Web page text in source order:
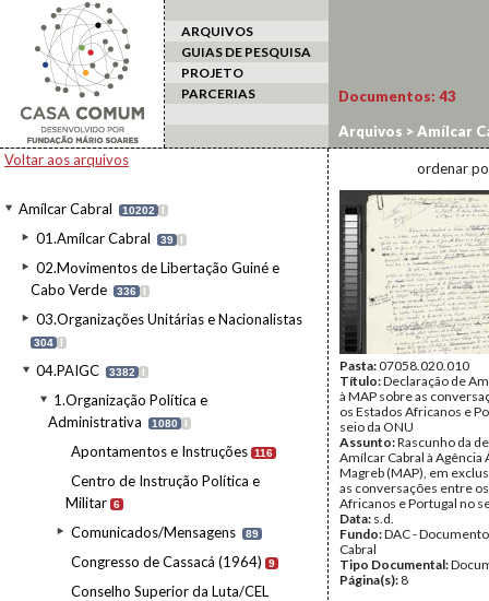
ARQUIVOS
GUIAS DE PESQUISA
PROJETO
PARCERIAS
Voltar aos arquivos
Amílcar Cabral 10202 I
01.Amílcar Cabral 39 I
02.Movimentos de Libertação Guiné e
Cabo Verde
336 I
03.Organizações Unitárias e Nacionalistas
304 I
04.PAIGC 3382 I
1.Organização Política e
Administrativa
1080 I
Apontamentos e Instruções 116
Centro de Instrução Política e
Militar 6
Comunicados/Mensagens 89
Congresso de Cassacá (1964) 9
Conselho Superior da Luta/CEL
Documentos: 43
Arquivos >Amílcar
ordenar
Pasta:07058.020.010
Título:Declaração de
à MAP sobre as
os Estados Africanos e
seio da ONU
Assunto:Rascunho da
Amílcar Cabral à Agência
Magreb (MAP), em
as conversações entre
Africanos e Portugal no
Data: s.d.
Fundo:DAC -
Cabral
Tipo Documental:
Página(s): 8